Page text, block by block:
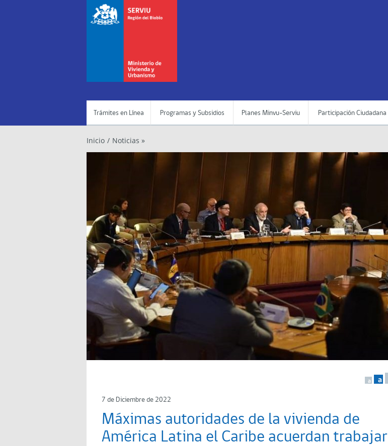
Trámites en Línea Programas y Subsidios Planes Minvu-Serviu Participación Ciudadana
Inicio / Noticias »
a a
7 de Diciembre de 2022
Máximas autoridades de la vivienda de
América Latina el Caribe acuerdan trabajar